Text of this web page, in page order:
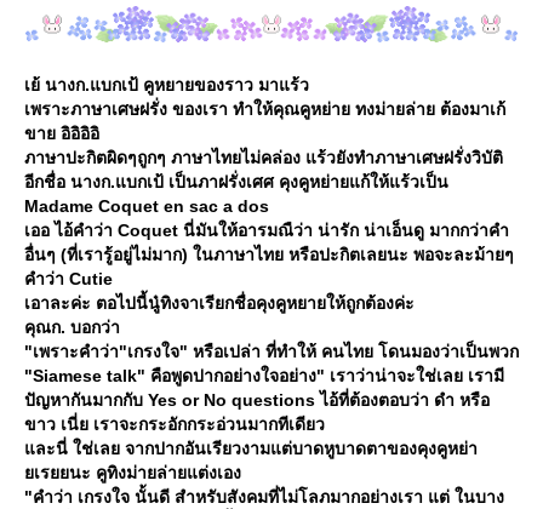
เย้ นางก.แบกเป้ คูหยายของราว มาแร้ว
เพราะภาษาเศษฝรั่ง ของเรา ทำให้คุณคูหย่าย ทงม่ายล่าย ต้องมาเก้
ขาย อิอิอิอิ
ภาษาปะกิตผิดๆถูกๆ ภาษาไทยไม่คล่อง แร้วยังทำภาษาเศษฝรั่งวิบัติ
อีกชื่อ นางก.แบกเป้ เป็นภาฝรั่งเศศ คุงคูหย่ายแก้ให้แร้วเป็น
Madame Coquet en sac a dos
เออ ไอ้คำว่า Coquet นี่มันให้อารมณืว่า น่ารัก น่าเอ็นดู มากกว่าคำ
อื่นๆ (ที่เรารู้อยู่ไม่มาก) ในภาษาไทย หรือปะกิตเลยนะ พอจะละม้ายๆ
คำว่า Cutie
เอาละค่ะ ตอไปนี้นู๋ทิงจาเรียกชื่อคุงคูหยายให้ถูกต้องค่ะ
คุณก. บอกว่า
"เพราะคำว่า"เกรงใจ" หรือเปล่า ที่ทำให้ คนไทย โดนมองว่าเป็นพวก
"Siamese talk" คือพูดปากอย่างใจอย่าง" เราว่าน่าจะใช่เลย เรามี
ปัญหากันมากกับ Yes or No questions ไอ้ที่ต้องตอบว่า ดำ หรือ
ขาว เนี่ย เราจะกระอักกระอ่วนมากทีเดียว
ละนี่ ใช่เลย จากปากอันเรียวงามแต่บาดหูบาดตาของคุงคูหย่า
เรยยนะ คูทิงม่ายล่ายแต่งเอง
"คำว่า เกรงใจ นั้นดี สำหรับสังคมที่ไม่โลภมากอย่างเรา แต่ ในบาง